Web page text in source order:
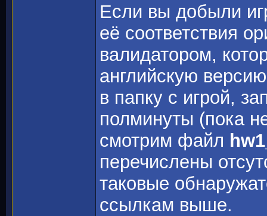
Если вы добыли
её соответствия
валидатором,
английскую
в папку с игрой,
полминуты (пока
смотрим файл
перечислены
таковые
ссылкам выше.